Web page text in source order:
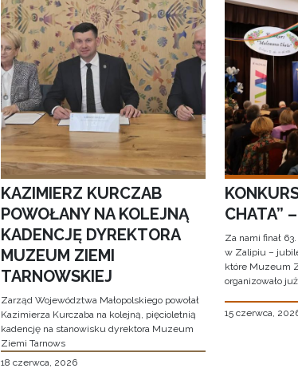
KAZIMIERZ KURCZAB
POWOŁANY NA KOLEJNĄ
KADENCJĘ DYREKTORA
MUZEUM ZIEMI
TARNOWSKIEJ
Zarząd Województwa Małopolskiego powołał
Kazimierza Kurczaba na kolejną, pięcioletnią
kadencję na stanowisku dyrektora Muzeum
Ziemi Tarnows
18 czerwca, 2026
CHATA”
Za nami finał
w Zalipiu –
które Muzeum
organizowało
15 czerwca,